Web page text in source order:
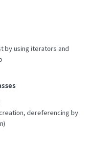
by using iterators and
dereferencing by